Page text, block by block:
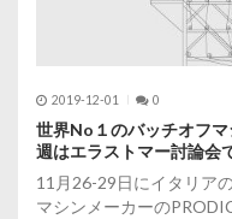
2019-12-01 0
世界No１のバッチオフ
週はエラストマー討論会
11月26-29日にイタリア
マシンメーカーの